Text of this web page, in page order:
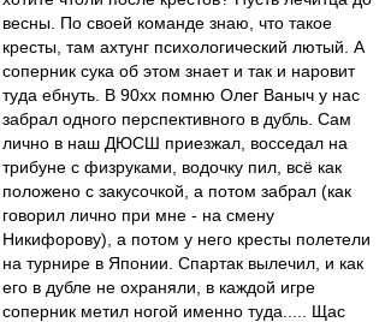
весны. По своей команде знаю, что такое
кресты, там ахтунг психологический лютый. А
соперник сука об этом знает и так и наровит
туда ебнуть. В 90хх помню Олег Ваныч у нас
забрал одного перспективного в дубль. Сам
лично в наш ДЮСШ приезжал, восседал на
трибуне с физруками, водочку пил, всё как
положено с закусочкой, а потом забрал (как
говорил лично при мне - на смену
Никифорову), а потом у него кресты полетели
на турнире в Японии. Спартак вылечил, и как
его в дубле не охраняли, в каждой игре
соперник метил ногой именно туда..... Щас